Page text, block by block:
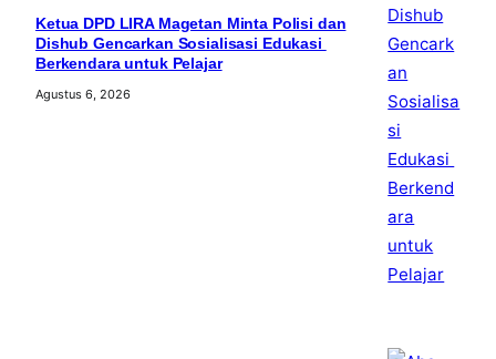
Ketua DPD LIRA Magetan Minta Polisi dan
Dishub Gencarkan Sosialisasi Edukasi
Berkendara untuk Pelajar
Agustus 6, 2026